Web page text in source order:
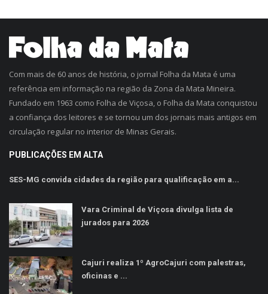
Com mais de 60 anos de história, o jornal Folha da Mata é uma
referência em informação na região da Zona da Mata Mineira.
Fundado em 1963 como Folha de Viçosa, o Folha da Mata conquistou
a confiança dos leitores e se tornou um dos jornais mais antigos em
circulação regular no interior de Minas Gerais.
PUBLICAÇÕES EM ALTA
SES-MG convida cidades da região para qualificação em a...
Vara Criminal de Viçosa divulga lista de
jurados para 2026
Cajuri realiza 1º AgroCajuri com palestras,
oficinas e ...